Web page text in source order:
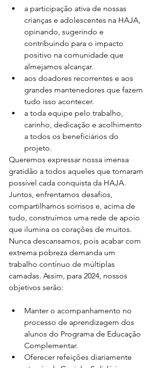
a participação ativa de nossas
crianças e adolescentes na HAJA,
opinando, sugerindo e
contribuindo para o impacto
positivo na comunidade que
almejamos alcançar.
aos doadores recorrentes e aos
grandes mantenedores que fazem
tudo isso acontecer.
a toda equipe pelo trabalho,
carinho, dedicação e acolhimento
a todos os beneficiários do
projeto.
Queremos expressar nossa imensa
gratidão a todos aqueles que tornaram
possível cada conquista da HAJA.
Juntos, enfrentamos desafios,
compartilhamos sorrisos e, acima de
tudo, construímos uma rede de apoio
que ilumina os corações de muitos.
Nunca descansamos, pois acabar com
extrema pobreza demanda um
trabalho contínuo de múltiplas
camadas. Assim, para 2024, nossos
objetivos serão:
Manter o acompanhamento no
processo de aprendizagem dos
alunos do Programa de Educação
Complementar.
Oferecer refeições diariamente